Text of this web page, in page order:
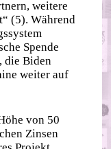
weitere
(5). Während
Spende
die Biden
weiter auf
von 50
Zinsen